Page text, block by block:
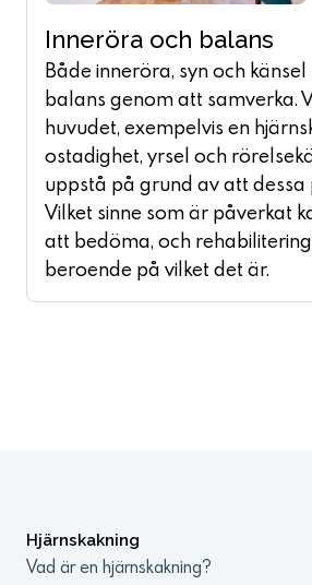
Inneröra och balans
Både inneröra, syn och
balans genom att samverka.
huvudet, exempelvis en
ostadighet, yrsel och
uppstå på grund av att dessa
Vilket sinne som är påverkat
att bedöma, och
beroende på vilket det är.
Hjärnskakning
Vad är en hjärnskakning?